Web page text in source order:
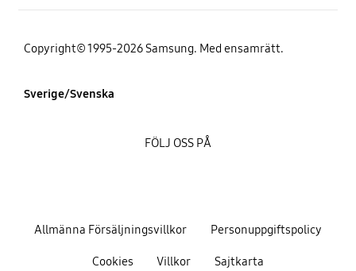
Copyright© 1995-2026 Samsung. Med ensamrätt.
Sverige/Svenska
Allmänna Försäljningsvillkor Personuppgiftspolicy
Cookies Villkor Sajtkarta
FÖLJ OSS PÅ